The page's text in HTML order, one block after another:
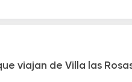
viajan de Villa las